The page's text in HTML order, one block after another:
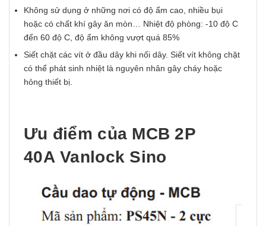
Không sử dụng ở những nơi có độ ẩm cao, nhiều bụi
hoặc có chất khí gây ăn mòn… Nhiệt độ phòng: -10 độ C
đến 60 độ C, độ ẩm không vượt quá 85%
Siết chặt các vít ở đầu dây khi nối dây. Siết vít không chặt
có thể phát sinh nhiệt là nguyên nhân gây cháy hoặc
hỏng thiết bị.
Ưu điểm của MCB 2P
40A Vanlock Sino